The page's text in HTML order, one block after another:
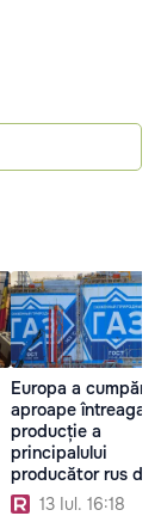
Europa a cumpărat
aproape întreaga
producție a
principalului
producător rus de
13 Iul. 16:18